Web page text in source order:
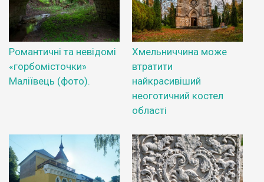
Романтичні та невідомі
«горбомісточки»
Маліївець (фото).
Хмельниччина може
втратити
найкрасивіший
неоготичний костел
області